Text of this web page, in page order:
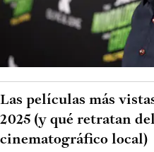
Las películas más
2025 (y qué retratan
cinematográfico local)